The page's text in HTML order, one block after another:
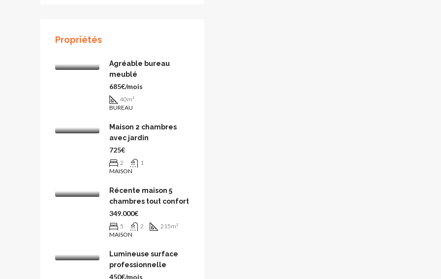
Propriétés
Agréable bureau
meublé
685€/mois
40m²
BUREAU
Maison 2 chambres
avec jardin
725€
2
1
MAISON
Récente maison 5
chambres tout confort
349.000€
5 2 215m²
MAISON
Lumineuse surface
professionnelle
450€/mois